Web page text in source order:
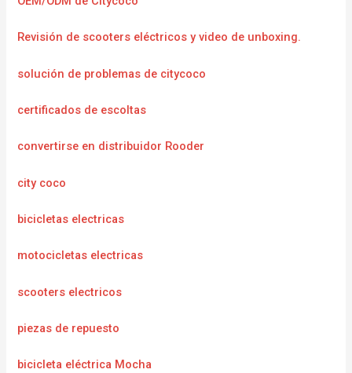
Revisión de scooters eléctricos y video de unboxing.
solución de problemas de citycoco
certificados de escoltas
convertirse en distribuidor Rooder
city coco
bicicletas electricas
motocicletas electricas
scooters electricos
piezas de repuesto
bicicleta eléctrica Mocha